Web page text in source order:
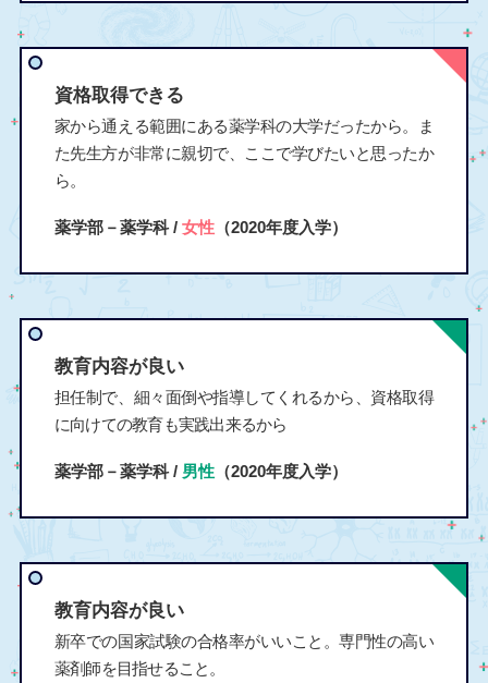
資格取得できる
家から通える範囲にある薬学科の大学だったから。ま
た先生方が非常に親切で、ここで学びたいと思ったか
ら。
薬学部－薬学科 / 女性（2020年度入学）
教育内容が良い
担任制で、細々面倒や指導してくれるから、資格取得
に向けての教育も実践出来るから
薬学部－薬学科 / 男性（2020年度入学）
教育内容が良い
新卒での国家試験の合格率がいいこと。専門性の高い
薬剤師を目指せること。